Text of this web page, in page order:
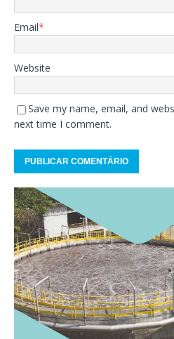
Email*
Website
Save my name, email, and
next time I comment.